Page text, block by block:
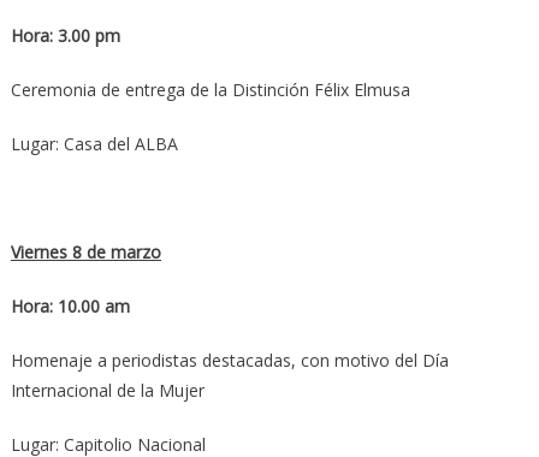
Hora: 3.00 pm
Ceremonia de entrega de la Distinción Félix Elmusa
Lugar: Casa del ALBA
Viernes 8 de marzo
Hora: 10.00 am
Homenaje a periodistas destacadas, con motivo del Día
Internacional de la Mujer
Lugar: Capitolio Nacional